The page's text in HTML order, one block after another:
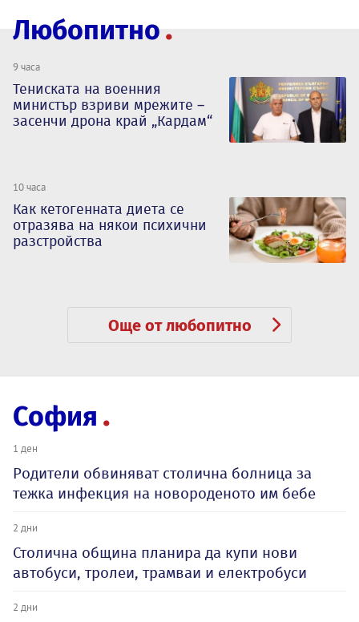
Любопитно
9 часа
Тениската на военния
министър взриви мрежите –
засенчи дрона край „Кардам“
10 часа
Как кетогенната диета се
отразява на някои психични
разстройства
Още от любопитно
София
1 ден
Родители обвиняват столична болница за
тежка инфекция на новороденото им бебе
2 дни
Столична община планира да купи нови
автобуси, тролеи, трамваи и електробуси
2 дни